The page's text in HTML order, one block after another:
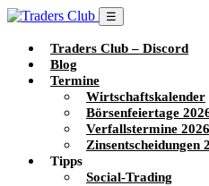
☰
Traders Club – Discord
Blog
Termine
Wirtschaftskalender
Börsenfeiertage
Verfallstermine 2026
Zinsentscheidungen
Tipps
Social-Trading